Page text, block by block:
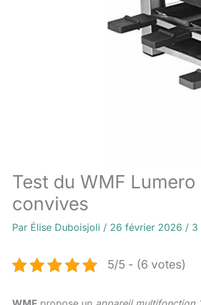
Test du WMF
convives
Par Élise Duboisjoli / 26 février 2026 / 3
5/5 - (6 votes)